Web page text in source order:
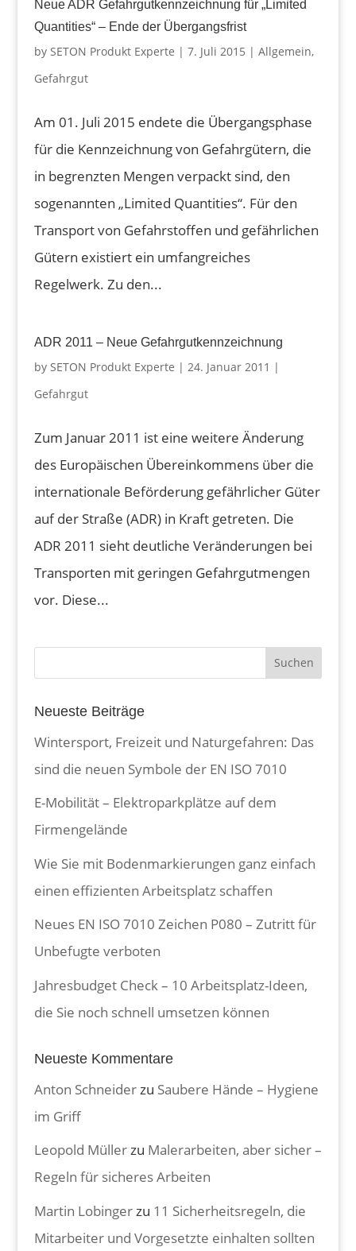
Neue ADR Gefahrgutkennzeichnung für „Limited
Quantities“ – Ende der Übergangsfrist
by SETON Produkt Experte | 7. Juli 2015 | Allgemein,
Gefahrgut
Am 01. Juli 2015 endete die Übergangsphase
für die Kennzeichnung von Gefahrgütern, die
in begrenzten Mengen verpackt sind, den
sogenannten „Limited Quantities“. Für den
Transport von Gefahrstoffen und gefährlichen
Gütern existiert ein umfangreiches
Regelwerk. Zu den...
ADR 2011 – Neue Gefahrgutkennzeichnung
by SETON Produkt Experte | 24. Januar 2011 |
Gefahrgut
Zum Januar 2011 ist eine weitere Änderung
des Europäischen Übereinkommens über die
internationale Beförderung gefährlicher Güter
auf der Straße (ADR) in Kraft getreten. Die
ADR 2011 sieht deutliche Veränderungen bei
Transporten mit geringen Gefahrgutmengen
vor. Diese...
Neueste Beiträge
Wintersport, Freizeit und Naturgefahren: Das
sind die neuen Symbole der EN ISO 7010
E-Mobilität – Elektroparkplätze auf dem
Firmengelände
Wie Sie mit Bodenmarkierungen ganz einfach
einen effizienten Arbeitsplatz schaffen
Neues EN ISO 7010 Zeichen P080 – Zutritt für
Unbefugte verboten
Jahresbudget Check – 10 Arbeitsplatz-Ideen,
die Sie noch schnell umsetzen können
Neueste Kommentare
Anton Schneiderzu Saubere Hände – Hygiene
im Griff
Leopold Müllerzu Malerarbeiten, aber sicher –
Regeln für sicheres Arbeiten
Martin Lobingerzu 11 Sicherheitsregeln, die
Mitarbeiter und Vorgesetzte einhalten sollten